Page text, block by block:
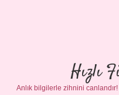
Hızlı
Anlık bilgilerle zihnini canlandır!